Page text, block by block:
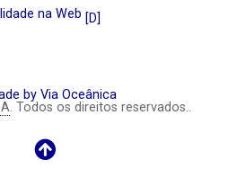
[D]
. Todos os direitos reservados..